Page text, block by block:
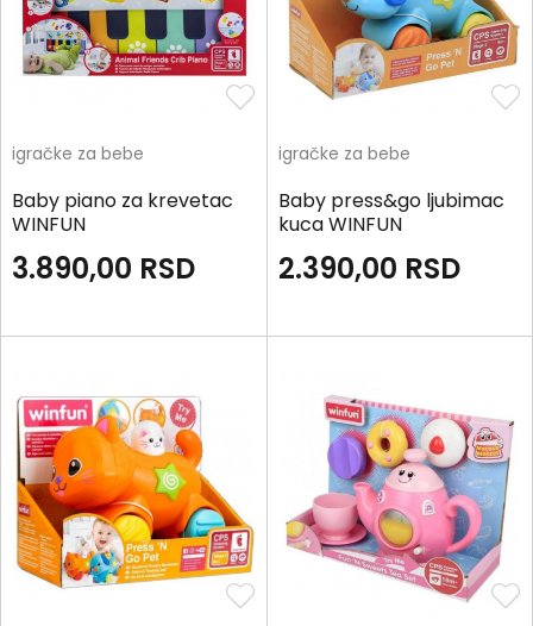
igračke za bebe
Baby piano za krevetac
WINFUN
3.890,00 RSD
igračke za bebe
Baby press&go ljubimac
kuca WINFUN
2.390,00 RSD